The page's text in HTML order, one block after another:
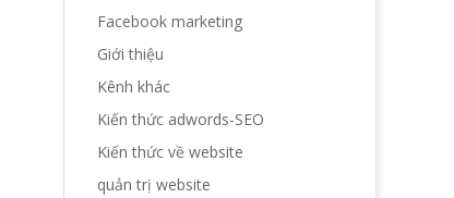
Facebook marketing
Giới thiệu
Kênh khác
Kiến thức adwords-SEO
Kiến thức về website
quản trị website